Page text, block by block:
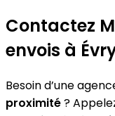
Contactez
envois à
Besoin d’une
proximité?